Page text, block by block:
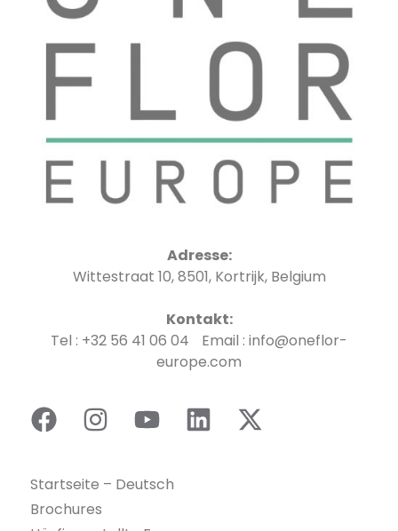
Adresse:
Wittestraat 10, 8501, Kortrijk, Belgium
Kontakt:
Tel : +32 56 41 06 04 Email : info@oneflor-
europe.com
Startseite – Deutsch
Brochures